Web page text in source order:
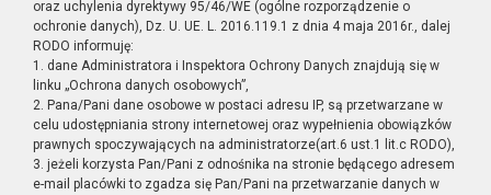
oraz uchylenia dyrektywy 95/46/WE (ogólne rozporządzenie o
ochronie danych), Dz. U. UE. L. 2016.119.1 z dnia 4 maja 2016r., dalej
RODO informuję:
1. dane Administratora i Inspektora Ochrony Danych znajdują się w
linku „Ochrona danych osobowych”,
2. Pana/Pani dane osobowe w postaci adresu IP, są przetwarzane w
celu udostępniania strony internetowej oraz wypełnienia obowiązków
prawnych spoczywających na administratorze(art.6 ust.1 lit.c RODO),
3. jeżeli korzysta Pan/Pani z odnośnika na stronie będącego adresem
e-mail placówki to zgadza się Pan/Pani na przetwarzanie danych w